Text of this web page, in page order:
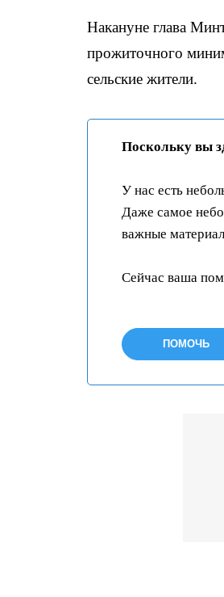
Накануне глава
прожиточного
сельские жители.
Поскольку вы
У нас есть
Даже самое
важные
Сейчас ваша
ПОМОЧЬ